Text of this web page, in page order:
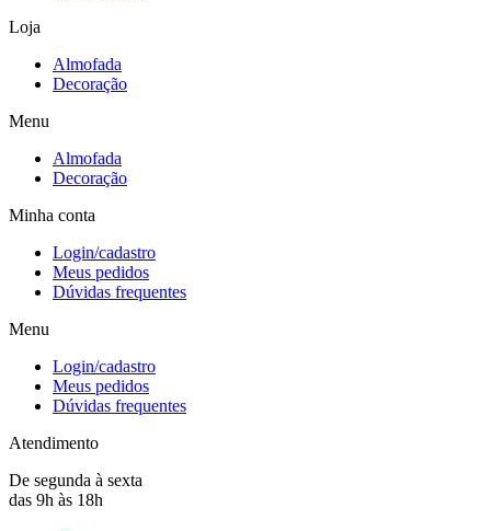
Loja
Almofada
Decoração
Menu
Almofada
Decoração
Minha conta
Login/cadastro
Meus pedidos
Dúvidas frequentes
Menu
Login/cadastro
Meus pedidos
Dúvidas frequentes
Atendimento
De segunda à sexta
das 9h às 18h